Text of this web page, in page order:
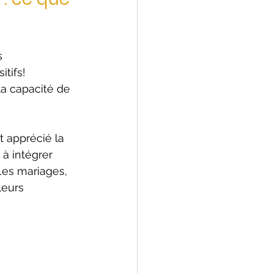
capacité de
apprécié la
intégrer
mariages,